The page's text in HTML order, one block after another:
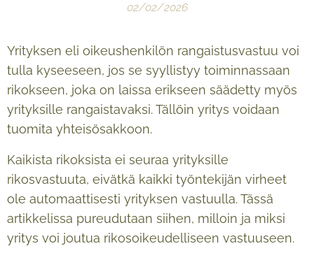
02/02/2026
Yrityksen eli oikeushenkilön rangaistusvastuu voi
tulla kyseeseen, jos se syyllistyy toiminnassaan
rikokseen, joka on laissa erikseen säädetty myös
yrityksille rangaistavaksi. Tällöin yritys voidaan
tuomita yhteisösakkoon.
Kaikista rikoksista ei seuraa yrityksille
rikosvastuuta, eivätkä kaikki työntekijän virheet
ole automaattisesti yrityksen vastuulla. Tässä
artikkelissa pureudutaan siihen, milloin ja miksi
yritys voi joutua rikosoikeudelliseen vastuuseen.